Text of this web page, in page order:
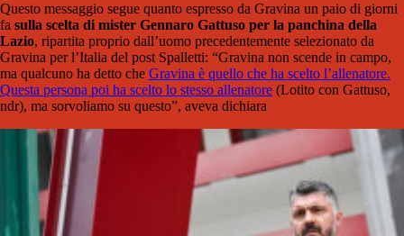
Questo messaggio segue quanto espresso da Gravina un paio di giorni
fa sulla scelta di mister Gennaro Gattuso per la panchina della
Lazio, ripartita proprio dall’uomo precedentemente selezionato da
Gravina per l’Italia del post Spalletti: “Gravina non scende in campo,
ma qualcuno ha detto che Gravina è quello che ha scelto l’allenatore.
Questa persona poi ha scelto lo stesso allenatore (Lotito con Gattuso,
ndr), ma sorvoliamo su questo”, aveva dichiara